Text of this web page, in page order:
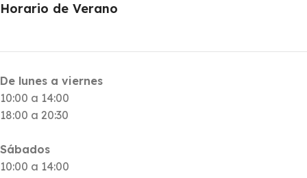
Horario de Verano
De lunes a viernes
10:00 a 14:00
18:00 a 20:30
Sábados
10:00 a 14:00